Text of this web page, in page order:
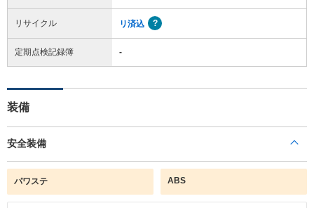
リサイクル リ済込
定期点検記録簿 -
装備
安全装備
パワステ ABS